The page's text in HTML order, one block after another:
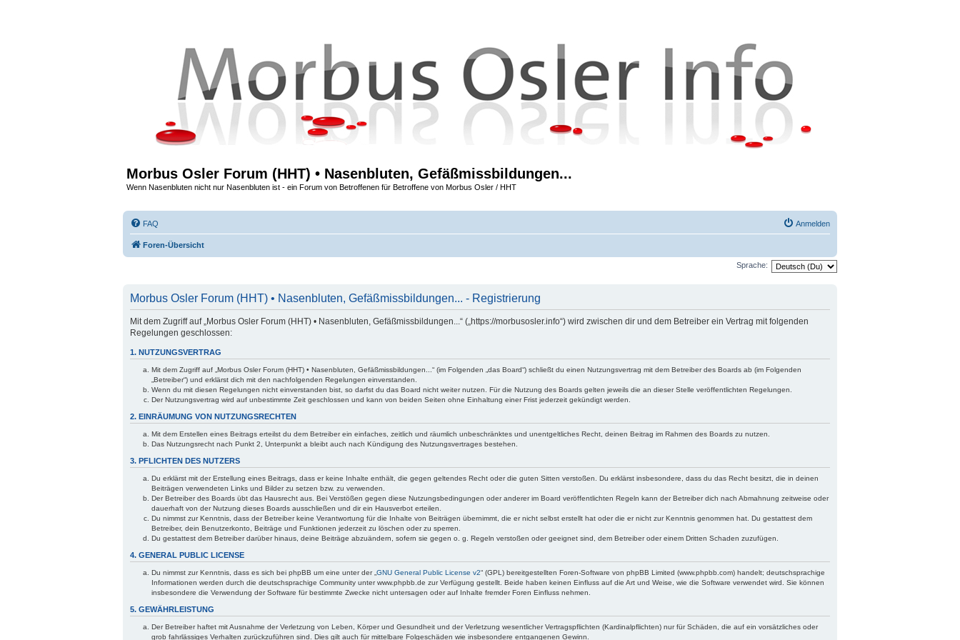
Morbus Osler Forum (HHT) • Nasenbluten, Gefäßmissbildungen...
Wenn Nasenbluten nicht nur Nasenbluten ist - ein Forum von Betroffenen für Betroffene von Morbus Osler / HHT
FAQ Anmelden
Foren-Übersicht
Sprache:
Morbus Osler Forum (HHT) • Nasenbluten, Gefäßmissbildungen... - Registrierung
Mit dem Zugriff auf „Morbus Osler Forum (HHT) • Nasenbluten, Gefäßmissbildungen...“ („https://morbusosler.info“) wird zwischen dir und dem Betreiber ein Vertrag mit folgenden
Regelungen geschlossen:
1. NUTZUNGSVERTRAG
Mit dem Zugriff auf „Morbus Osler Forum (HHT) • Nasenbluten, Gefäßmissbildungen...“ (im Folgenden „das Board“) schließt du einen Nutzungsvertrag mit dem Betreiber des Boards ab (im Folgenden
„Betreiber“) und erklärst dich mit den nachfolgenden Regelungen einverstanden.
Wenn du mit diesen Regelungen nicht einverstanden bist, so darfst du das Board nicht weiter nutzen. Für die Nutzung des Boards gelten jeweils die an dieser Stelle veröffentlichten Regelungen.
Der Nutzungsvertrag wird auf unbestimmte Zeit geschlossen und kann von beiden Seiten ohne Einhaltung einer Frist jederzeit gekündigt werden.
2. EINRÄUMUNG VON NUTZUNGSRECHTEN
Mit dem Erstellen eines Beitrags erteilst du dem Betreiber ein einfaches, zeitlich und räumlich unbeschränktes und unentgeltliches Recht, deinen Beitrag im Rahmen des Boards zu nutzen.
Das Nutzungsrecht nach Punkt 2, Unterpunkt a bleibt auch nach Kündigung des Nutzungsvertrages bestehen.
3. PFLICHTEN DES NUTZERS
Du erklärst mit der Erstellung eines Beitrags, dass er keine Inhalte enthält, die gegen geltendes Recht oder die guten Sitten verstoßen. Du erklärst insbesondere, dass du das Recht besitzt, die in deinen
Beiträgen verwendeten Links und Bilder zu setzen bzw. zu verwenden.
Der Betreiber des Boards übt das Hausrecht aus. Bei Verstößen gegen diese Nutzungsbedingungen oder anderer im Board veröffentlichten Regeln kann der Betreiber dich nach Abmahnung zeitweise oder
dauerhaft von der Nutzung dieses Boards ausschließen und dir ein Hausverbot erteilen.
Du nimmst zur Kenntnis, dass der Betreiber keine Verantwortung für die Inhalte von Beiträgen übernimmt, die er nicht selbst erstellt hat oder die er nicht zur Kenntnis genommen hat. Du gestattest dem
Betreiber, dein Benutzerkonto, Beiträge und Funktionen jederzeit zu löschen oder zu sperren.
Du gestattest dem Betreiber darüber hinaus, deine Beiträge abzuändern, sofern sie gegen o. g. Regeln verstoßen oder geeignet sind, dem Betreiber oder einem Dritten Schaden zuzufügen.
4. GENERAL PUBLIC LICENSE
Du nimmst zur Kenntnis, dass es sich bei phpBB um eine unter der „ GNU General Public License v2“ (GPL) bereitgestellten Foren-Software von phpBB Limited (www.phpbb.com) handelt; deutschsprachige
Informationen werden durch die deutschsprachige Community unter www.phpbb.de zur Verfügung gestellt. Beide haben keinen Einfluss auf die Art und Weise, wie die Software verwendet wird. Sie können
insbesondere die Verwendung der Software für bestimmte Zwecke nicht untersagen oder auf Inhalte fremder Foren Einfluss nehmen.
5. GEWÄHRLEISTUNG
Der Betreiber haftet mit Ausnahme der Verletzung von Leben, Körper und Gesundheit und der Verletzung wesentlicher Vertragspflichten (Kardinalpflichten) nur für Schäden, die auf ein vorsätzliches oder
grob fahrlässiges Verhalten zurückzuführen sind. Dies gilt auch für mittelbare Folgeschäden wie insbesondere entgangenen Gewinn.